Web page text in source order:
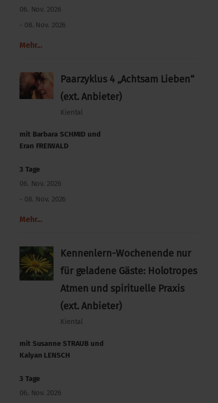
06. Nov. 2026
- 08. Nov. 2026
Mehr...
Paarzyklus 4 „Achtsam Lieben“
(ext. Anbieter)
Kiental
mit Barbara SCHMID und
Eran FREIWALD
3 Tage
06. Nov. 2026
- 08. Nov. 2026
Mehr...
Kennenlern-Wochenende nur
für geladene Gäste: Holotropes
Atmen und spirituelle Praxis
(ext. Anbieter)
Kiental
mit Susanne STRAUB und
Kalyan LENSCH
3 Tage
06. Nov. 2026